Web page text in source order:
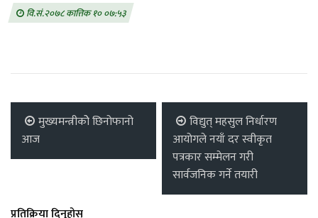
वि.सं.२०७८ कात्तिक १० ०७:५३
मुख्यमन्त्रीकोे छिनोफानो
आज
विद्युत् महसुल निर्धारण
आयोगले नयाँ दर स्वीकृत
पत्रकार सम्मेलन गरी
सार्वजनिक गर्ने तयारी